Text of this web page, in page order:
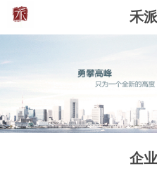
禾
企